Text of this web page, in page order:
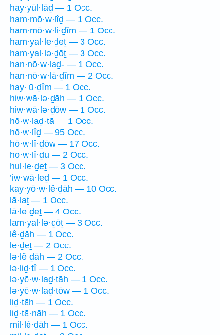
hay·yūl·lāḏ — 1 Occ.
ham·mō·w·lîḏ — 1 Occ.
ham·mō·w·li·ḏîm — 1 Occ.
ham·yal·le·ḏeṯ — 3 Occ.
ham·yal·lə·ḏōṯ — 3 Occ.
han·nō·w·laḏ- — 1 Occ.
han·nō·w·lā·ḏîm — 2 Occ.
hay·lū·ḏîm — 1 Occ.
hiw·wā·lə·ḏāh — 1 Occ.
hiw·wā·lə·ḏōw — 1 Occ.
hō·w·laḏ·tā — 1 Occ.
hō·w·lîḏ — 95 Occ.
hō·w·lî·ḏōw — 17 Occ.
hō·w·lî·ḏū — 2 Occ.
hul·le·ḏeṯ — 3 Occ.
’iw·wā·leḏ — 1 Occ.
kay·yō·w·lê·ḏāh — 10 Occ.
lā·laṯ — 1 Occ.
lā·le·ḏeṯ — 4 Occ.
lam·yal·lə·ḏōṯ — 3 Occ.
lê·ḏāh — 1 Occ.
le·ḏeṯ — 2 Occ.
lə·lê·ḏāh — 2 Occ.
lə·liḏ·tî — 1 Occ.
lə·yō·w·laḏ·tāh — 1 Occ.
lə·yō·w·laḏ·tōw — 1 Occ.
liḏ·tāh — 1 Occ.
liḏ·tā·nāh — 1 Occ.
mil·lê·ḏāh — 1 Occ.